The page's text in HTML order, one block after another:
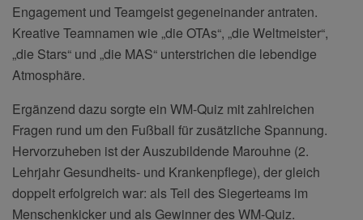
Engagement und Teamgeist gegeneinander antraten.
Kreative Teamnamen wie „die OTAs“, „die Weltmeister“,
„die Stars“ und „die MAS“ unterstrichen die lebendige
Atmosphäre.
Ergänzend dazu sorgte ein WM-Quiz mit zahlreichen
Fragen rund um den Fußball für zusätzliche Spannung.
Hervorzuheben ist der Auszubildende Marouhne (2.
Lehrjahr Gesundheits- und Krankenpflege), der gleich
doppelt erfolgreich war: als Teil des Siegerteams im
Menschenkicker und als Gewinner des WM-Quiz.